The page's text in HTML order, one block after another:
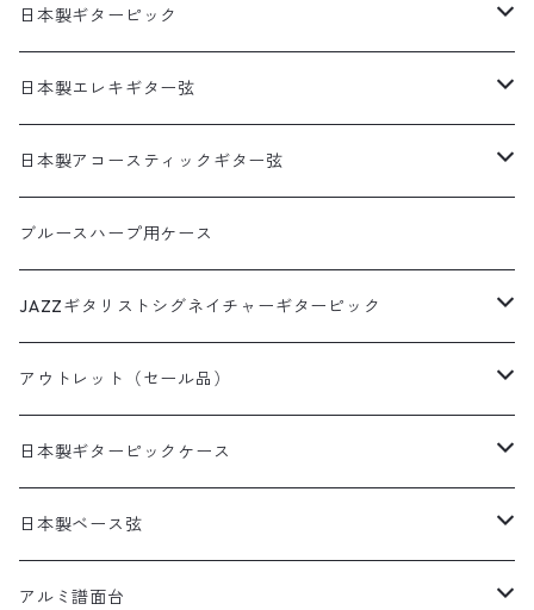
犬柄
猫柄
帆布ギターストラップ
無地ギターストラップ
アコギ接続用ヘッドストラップ
牛本革ギターストラップ
西陣織りシリーズ
ラインストーンシリーズ
猫柄カメラストラップ
花柄カメラストラップ
牛本革製カメラストラップ
リボンレイウクレレストラップ（サウンドホール引っ掛けタ
イプ）
両側エンドピン用ウクレレストラップ
本革ウクレレストラップ
革フックウクレレストラップ（サウンドホール引っ掛けタイ
プ）
日本製ギターピック
食べ物ピック
寿司ピック
天むすピック
抹茶ピック
サムピック＆フィンガーピック
サムピック
フィンガーピック
アニマルピック
犬柄ピック
猫柄ピック
ミュージシャンピック
田辺充邦シグネイチャーピック
岡安芳明シグネイチャーピック
日本製エレキギター弦
1セット弦
DES-009(09-42)
DES-009(09-42)ピック付き
3セットパック弦
DES-309(09-42×3SET)
DES-309(09-42×3SETピック付き)
日本製アコースティックギター弦
3SETパック
ブルースハープ用ケース
JAZZギタリストシグネイチャーギターピック
田辺充邦モデル
1.2mm×10枚パック
1.5mm×10枚パック
布川俊樹モデル
岡安芳明モデル
0.8mm×10枚パック
矢堀孝一モデル
アウトレット（セール品）
ギターストラップ
ギターペグ
日本製ギターピックケース
日本製缶ピックケース
犬缶ケース
日本製本革ピックケース
日本製ベース弦
1SET入りベース弦
アルミ譜面台